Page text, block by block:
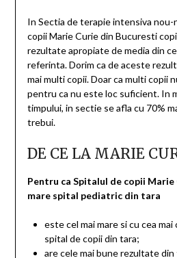
In Sectia de terapie intensiva nou-
copii Marie Curie din Bucuresti
rezultate apropiate de media din
referinta. Dorim ca de aceste
mai multi copii. Doar ca multi copii
pentru ca nu este loc suficient. In
timpului, in sectie se afla cu 70%
trebui.
DE CE LA MARIE
Pentru ca Spitalul de copii Marie
mare spital pediatric din tara
este cel mai mare si cu cea
spital de copii din tara;
are cele mai bune rezultate din